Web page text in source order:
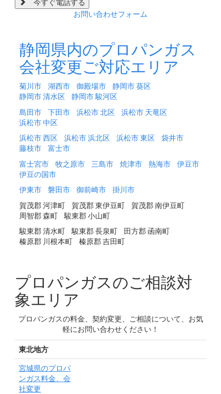
今すぐ電話する
お問い合わせフォーム
静岡県内のプロパンガス
会社変更ご対応エリア
菊川市 湖西市 御殿場市
静岡市 葵区
静岡市 清水区
静岡市 駿河区
島田市
下田市 浜松市 北区
浜松市 天竜区
浜松市 中区
浜松市 西区
浜松市 浜北区 浜松市 東区
袋井市
藤枝市
富士市
富士宮市
牧之原市 三島市 焼津市 熱海市
伊豆市
伊豆の国市
伊東市
磐田市 御前崎市
掛川市
賀茂郡 河津町
賀茂郡 東伊豆町
賀茂郡 南伊豆町
周智郡 森町
駿東郡 小山町
駿東郡 清水町
駿東郡 長泉町
田方郡 函南町
榛原郡 川根本町
榛原郡 吉田町
プロパンガスのご相談対
象エリア
プロパンガスの料金、契約変更、ご相談について、お気
軽にお問い合わせください！
東北地方
宮城県のプロパ
ンガス料金、会
社変更